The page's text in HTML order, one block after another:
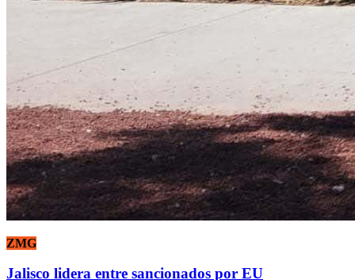
ZMG
Jalisco lidera entre sancionados por EU